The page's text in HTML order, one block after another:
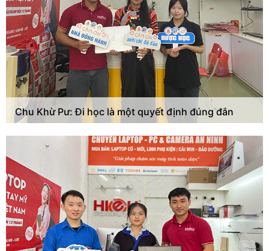
Chu Khừ Pư: Đi học là một quyết định đúng đắn